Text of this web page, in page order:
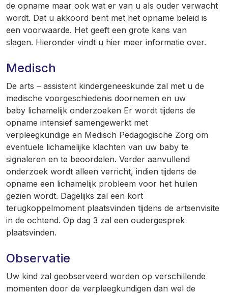
de opname maar ook wat er van u als ouder verwacht
wordt. Dat u akkoord bent met het opname beleid is
een voorwaarde. Het geeft een grote kans van
slagen. Hieronder vindt u hier meer informatie over.
Medisch
De arts – assistent kindergeneeskunde zal met u de
medische voorgeschiedenis doornemen en uw
baby lichamelijk onderzoeken Er wordt tijdens de
opname intensief samengewerkt met
verpleegkundige en Medisch Pedagogische Zorg om
eventuele lichamelijke klachten van uw baby te
signaleren en te beoordelen. Verder aanvullend
onderzoek wordt alleen verricht, indien tijdens de
opname een lichamelijk probleem voor het huilen
gezien wordt. Dagelijks zal een kort
terugkoppelmoment plaatsvinden tijdens de artsenvisite
in de ochtend. Op dag 3 zal een oudergesprek
plaatsvinden.
Observatie
Uw kind zal geobserveerd worden op verschillende
momenten door de verpleegkundigen dan wel de